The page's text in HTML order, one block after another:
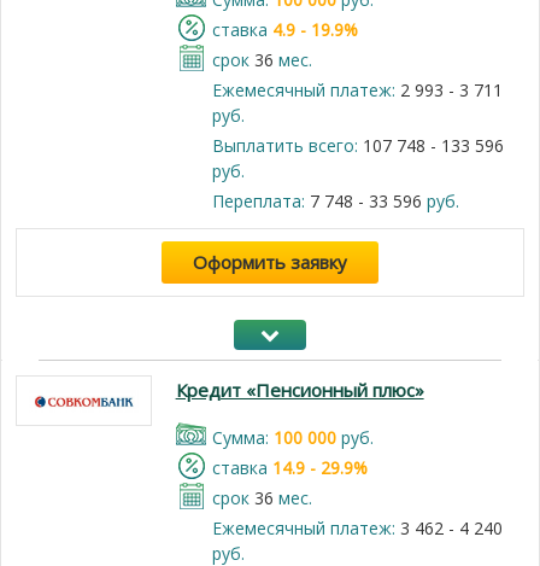
cтавка 4.9 - 19.9%
срок 36 мес.
Ежемесячный платеж: 2 993 - 3 711
руб.
Выплатить всего: 107 748 - 133 596
руб.
Переплата: 7 748 - 33 596 руб.
Оформить заявку
Кредит «Пенсионный плюс»
Cумма: 100 000руб.
cтавка 14.9 - 29.9%
срок 36 мес.
Ежемесячный платеж: 3 462 - 4 240
руб.